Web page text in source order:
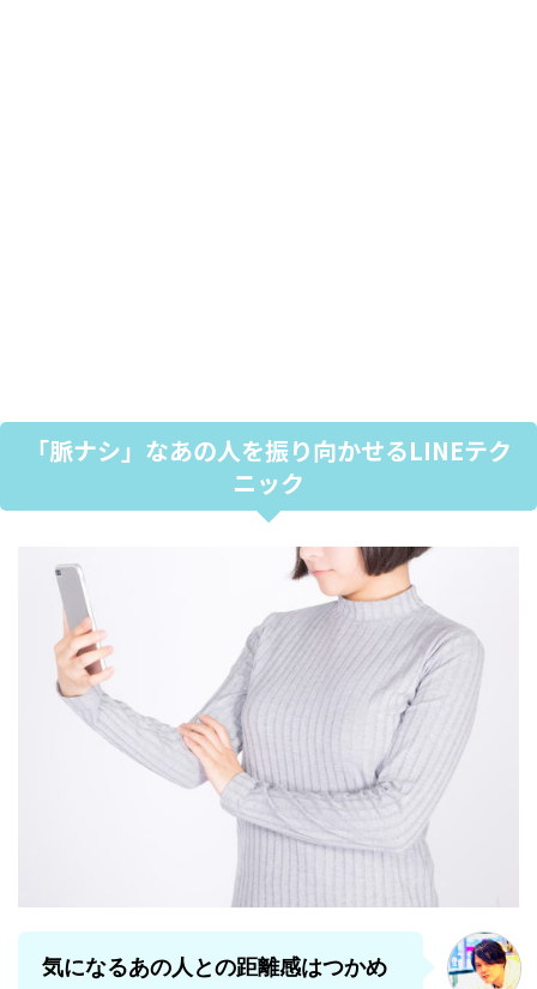
「脈ナシ」なあの人を振り向かせるLINEテク
ニック
気になるあの人との距離感はつかめ